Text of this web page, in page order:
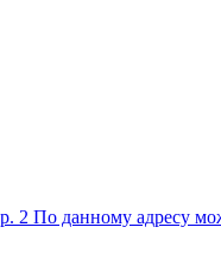
2 По данному адресу